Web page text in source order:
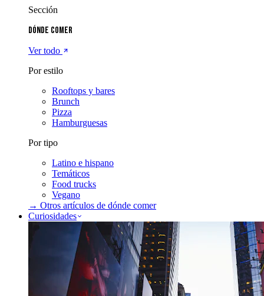
Sección
Dónde comer
Ver todo
Por estilo
Rooftops y bares
Brunch
Pizza
Hamburguesas
Por tipo
Latino e hispano
Temáticos
Food trucks
Vegano
→ Otros artículos de dónde comer
Curiosidades